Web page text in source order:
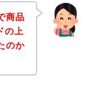
商品
の上
のか